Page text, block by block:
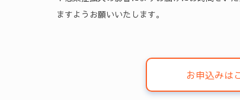
ますようお願いいたします。
お申込みは